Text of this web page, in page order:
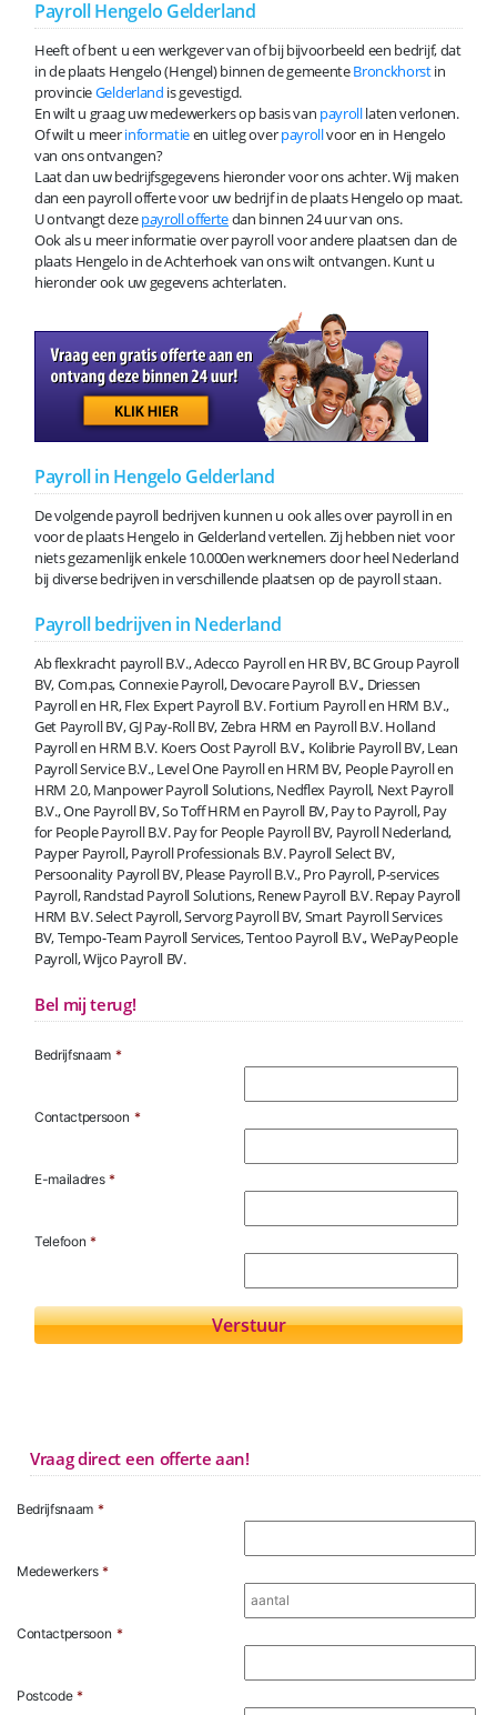
Payroll Hengelo Gelderland
Heeft of bent u een werkgever van of bij bijvoorbeeld een bedrijf, dat
in de plaats Hengelo (Hengel) binnen de gemeenteBronckhorstin
provincieGelderland is gevestigd.
En wilt u graag uw medewerkers op basis van payrolllaten verlonen.
Of wilt u meerinformatieen uitleg overpayrollvoor en in Hengelo
van ons ontvangen?
Laat dan uw bedrijfsgegevens hieronder voor ons achter. Wij maken
dan een payroll offerte voor uw bedrijf in de plaats Hengelo op maat.
U ontvangt dezepayroll offertedan binnen 24 uur van ons.
Ook als u meer informatie over payroll voor andere plaatsen dan de
plaats Hengelo in de Achterhoek van ons wilt ontvangen. Kunt u
hieronder ook uw gegevens achterlaten.
Payroll in Hengelo Gelderland
De volgende payroll bedrijven kunnen u ook alles over payroll in en
voor de plaats Hengelo in Gelderland vertellen. Zij hebben niet voor
niets gezamenlijk enkele 10.000en werknemers door heel Nederland
bij diverse bedrijven in verschillende plaatsen op de payroll staan.
Payroll bedrijven in Nederland
Ab flexkracht payroll B.V., Adecco Payroll en HR BV, BC Group Payroll
BV, Com.pas, Connexie Payroll, Devocare Payroll B.V., Driessen
Payroll en HR, Flex Expert Payroll B.V. Fortium Payroll en HRM B.V.,
Get Payroll BV, GJ Pay-Roll BV, Zebra HRM en Payroll B.V. Holland
Payroll en HRM B.V. Koers Oost Payroll B.V., Kolibrie Payroll BV, Lean
Payroll Service B.V., Level One Payroll en HRM BV, People Payroll en
HRM 2.0, Manpower Payroll Solutions, Nedflex Payroll, Next Payroll
B.V., One Payroll BV, So Toff HRM en Payroll BV, Pay to Payroll, Pay
for People Payroll B.V. Pay for People Payroll BV, Payroll Nederland,
Payper Payroll, Payroll Professionals B.V. Payroll Select BV,
Persoonality Payroll BV, Please Payroll B.V., Pro Payroll, P-services
Payroll, Randstad Payroll Solutions, Renew Payroll B.V. Repay Payroll
HRM B.V. Select Payroll, Servorg Payroll BV, Smart Payroll Services
BV, Tempo-Team Payroll Services, Tentoo Payroll B.V., WePayPeople
Payroll, Wijco Payroll BV.
Bel mij terug!
Bedrijfsnaam *
Contactpersoon *
E-mailadres *
Telefoon *
Vraag direct een offerte aan!
Bedrijfsnaam *
Medewerkers *
Contactpersoon *
Postcode *